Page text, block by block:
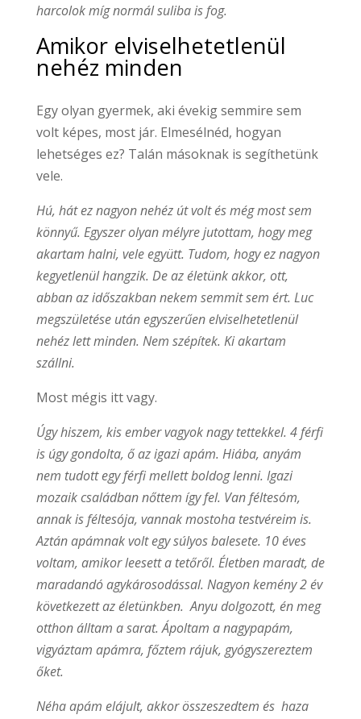
harcolok míg normál suliba is fog.
Amikor elviselhetetlenül
nehéz minden
Egy olyan gyermek, aki évekig semmire sem
volt képes, most jár. Elmesélnéd, hogyan
lehetséges ez? Talán másoknak is segíthetünk
vele.
Hú, hát ez nagyon nehéz út volt és még most sem
könnyű. Egyszer olyan mélyre jutottam, hogy meg
akartam halni, vele együtt. Tudom, hogy ez nagyon
kegyetlenül hangzik. De az életünk akkor, ott,
abban az időszakban nekem semmit sem ért. Luc
megszületése után egyszerűen elviselhetetlenül
nehéz lett minden. Nem szépítek. Ki akartam
szállni.
Most mégis itt vagy.
Úgy hiszem, kis ember vagyok nagy tettekkel. 4 férfi
is úgy gondolta, ő az igazi apám. Hiába, anyám
nem tudott egy férfi mellett boldog lenni. Igazi
mozaik családban nőttem így fel. Van féltesóm,
annak is féltesója, vannak mostoha testvéreim is.
Aztán apámnak volt egy súlyos balesete. 10 éves
voltam, amikor leesett a tetőről. Életben maradt, de
maradandó agykárosodással. Nagyon kemény 2 év
következett az életünkben. Anyu dolgozott, én meg
otthon álltam a sarat. Ápoltam a nagypapám,
vigyáztam apámra, főztem rájuk, gyógyszereztem
őket.
Néha apám elájult, akkor összeszedtem és haza